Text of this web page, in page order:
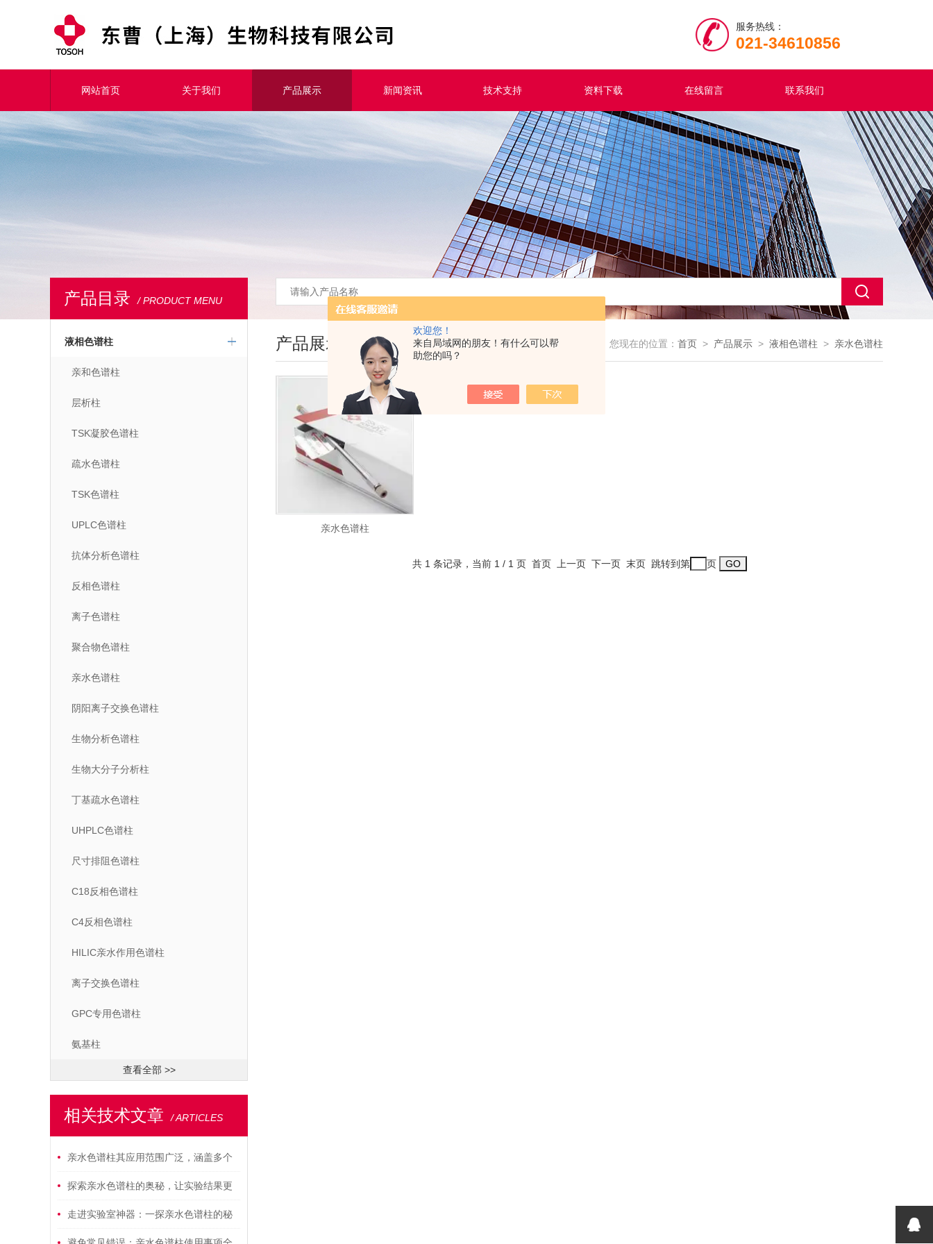
欢迎您！
来自局域网的朋友！有什么可以帮
助您的吗？
服务热线：
021-34610856
网站首页 关于我们 产品展示 新闻资讯 技术支持 资料下载 在线留言 联系我们
产品目录 / PRODUCT MENU
液相色谱柱
亲和色谱柱
层析柱
TSK凝胶色谱柱
疏水色谱柱
TSK色谱柱
UPLC色谱柱
抗体分析色谱柱
反相色谱柱
离子色谱柱
聚合物色谱柱
亲水色谱柱
阴阳离子交换色谱柱
生物分析色谱柱
生物大分子分析柱
丁基疏水色谱柱
UHPLC色谱柱
尺寸排阻色谱柱
C18反相色谱柱
C4反相色谱柱
HILIC亲水作用色谱柱
离子交换色谱柱
GPC专用色谱柱
氨基柱
查看全部 >>
相关技术文章 / ARTICLES
亲水色谱柱其应用范围广泛，涵盖多个
领域探索亲水色谱柱的奥秘，让实验结果更
可靠！
走进实验室神器：一探亲水色谱柱的秘
产品展示 您现在的位置： 首页 > 产品展示 > 液相色谱柱 > 亲水色谱柱
亲水色谱柱
共 1 条记录，当前 1 / 1 页 首页 上一页 下一页 末页 跳转到第 页